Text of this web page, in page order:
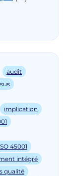
audit
implication
45001
intégré
qualité